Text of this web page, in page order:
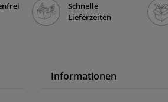
Schnelle
Lieferzeiten
Informationen